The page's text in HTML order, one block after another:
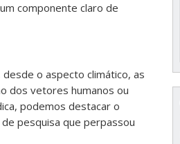
componente claro de
o aspecto climático, as
dos vetores humanos ou
podemos destacar o
pesquisa que perpassou